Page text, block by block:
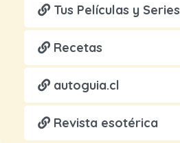
Tus Películas y Series
Recetas
autoguia.cl
Revista esotérica